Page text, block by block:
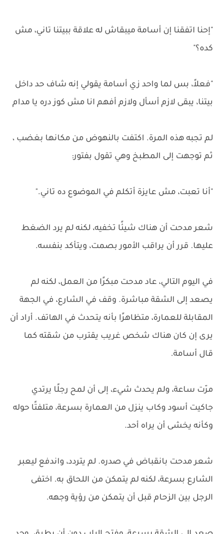
"إحنا اتفقنا إن أسامة ميبقاش له علاقة ببيتنا تاني، مش
كده؟"
"فعلاً، بس لما واحد زي أسامة يقولي إنه شاف حد داخل
بيتنا، يبقى لازم أسأل ولازم أفهم انا مش كوز دره يا مدام
لم تجبه هذه المرة. اكتفت بالنهوض من مكانها بغضب ،
ثم توجهت إلى المطبخ وهي تقول بفتور:
"أنا تعبت، مش عايزة أتكلم في الموضوع ده تاني."
شعر مدحت أن هناك شيئًا تخفيه، لكنه لم يرد الضغط
عليها. قرر أن يراقب الأمور بصمت، ويتأكد بنفسه.
في اليوم التالي، عاد مدحت مبكرًا من العمل، لكنه لم
يصعد إلى الشقة مباشرة. وقف في الشارع، في الجهة
المقابلة للعمارة، متظاهرًا بأنه يتحدث في الهاتف. أراد أن
يرى إن كان هناك شخص غريب يقترب من شقته كما
قال أسامة.
مرّت ساعة، ولم يحدث شيء، إلى أن لمح رجلًا يرتدي
جاكيت أسود وكاب ينزل من العمارة بسرعة، متلفتًا حوله
وكأنه يخشى أن يراه أحد.
شعر مدحت بانقباض في صدره. لم يتردد، واندفع ليعبر
الشارع بسرعة، لكنه لم يتمكن من اللحاق به. اختفى
الرجل بين الزحام قبل أن يتمكن من رؤية وجهه.